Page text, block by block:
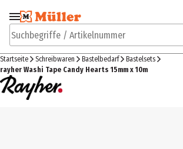
Zur Navigation
springen
Zum
Suchbegriffe / Artikelnummer
Startseite Schreibwaren Bastelbedarf
Bastelsets
rayher Washi Tape Candy Hearts 15mm x 10m